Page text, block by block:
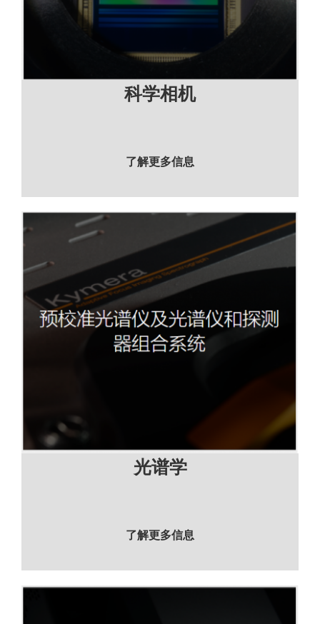
科学相机
了解更多信息
光谱学
了解更多信息